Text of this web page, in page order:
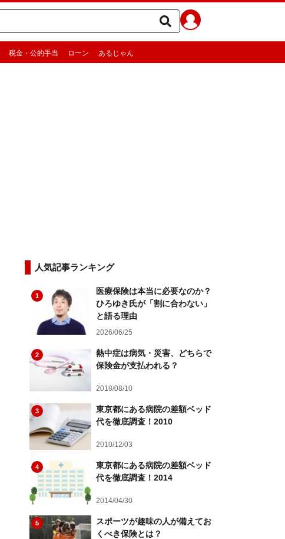
税金・公的手当 ローン あるじゃん
人気記事ランキング
1
医療保険は本当に必要なのか？
ひろゆき氏が「割に合わない」
と語る理由
2026/06/25
2
熱中症は病気・災害、どちらで
保険金が支払われる？
2018/08/10
3
東京都にある病院の差額ベッド
代を徹底調査！2010
2010/12/03
4
東京都にある病院の差額ベッド
代を徹底調査！2014
2014/04/30
5
スポーツが趣味の人が備えてお
くべき保険とは？